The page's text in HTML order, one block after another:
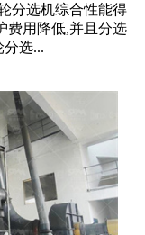
分选机综合性能得
费用降低,并且分选
选...